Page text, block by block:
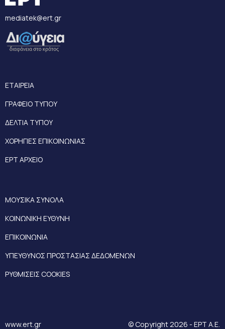
mediatek@ert.gr
ΕΤΑΙΡΕΙΑ
ΓΡΑΦΕΙΟ ΤΥΠΟΥ
ΔΕΛΤΙΑ ΤΥΠΟΥ
ΧΟΡΗΓΙΕΣ ΕΠΙΚΟΙΝΩΝΙΑΣ
ΕΡΤ ΑΡΧΕΙΟ
ΜΟΥΣΙΚΑ ΣΥΝΟΛΑ
ΚΟΙΝΩΝΙΚΗ ΕΥΘΥΝΗ
ΕΠΙΚΟΙΝΩΝΙΑ
ΥΠΕΥΘΥΝΟΣ ΠΡΟΣΤΑΣΙΑΣ ΔΕΔΟΜΕΝΩΝ
ΡΥΘΜΙΣΕΙΣ COOKIES
www.ert.gr © Copyright 2026 - ΕΡΤ Α.Ε.